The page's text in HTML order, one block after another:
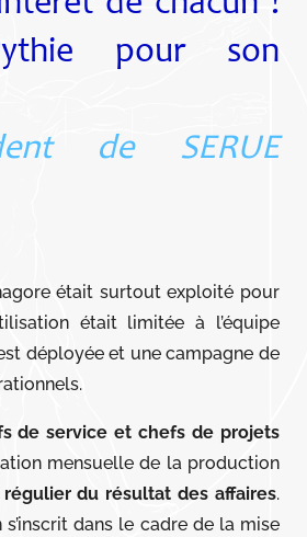
pour son
de SERUE
était surtout exploité pour
était limitée à l’équipe
déployée et une campagne de
de service et chefs de projets
mensuelle de la production
du résultat des affaires.
dans le cadre de la mise